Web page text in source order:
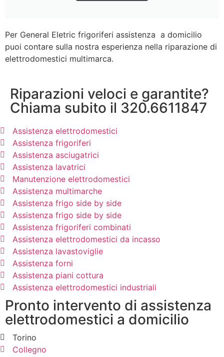
Per General Eletric frigoriferi assistenza a domicilio
puoi contare sulla nostra esperienza nella riparazione di
elettrodomestici multimarca.
Riparazioni veloci e garantite?
Chiama subito il 320.6611847
Assistenza elettrodomestici
Assistenza frigoriferi
Assistenza asciugatrici
Assistenza lavatrici
Manutenzione elettrodomestici
Assistenza multimarche
Assistenza frigo side by side
Assistenza frigo side by side
Assistenza frigoriferi combinati
Assistenza elettrodomestici da incasso
Assistenza lavastoviglie
Assistenza forni
Assistenza piani cottura
Assistenza elettrodomestici industriali
Pronto intervento di assistenza
elettrodomestici a domicilio
Torino
Collegno